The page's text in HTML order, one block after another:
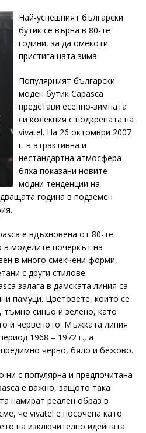
Най-успешният български
бутик се върна в 80-те
години, за да омекоти
пристигащата зима
Популярният български
моден бутик Capasca
представи есенно-зимната
си колекция с подкрепата на
vivatel. На 26 октомври 2007
г. в атрактивна и
нестандартна атмосфера
бяха показани новите
модни тенденции на
година в подземен
е вдъхновена от 80-те
в моделите почеркът на
в много смекчени форми,
с други стилове.
залага в дамската линия са
памуци. Цветовете, които се
тъмно синьо и зелено, като
и червеното. Мъжката линия
1968 – 1972 г., а
черно, бяло и бежово.
ни с популярна и предпочитана
е важно, защото така
намират реален образ в
че vivatel е посочена като
на изключително идейната